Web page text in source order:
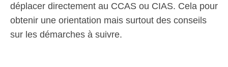
déplacer directement au CCAS ou CIAS. Cela pour
obtenir une orientation mais surtout des conseils
sur les démarches à suivre.